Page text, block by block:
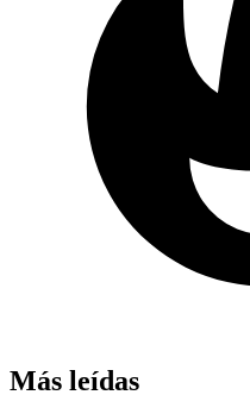
Más leídas